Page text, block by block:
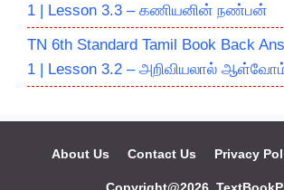
1 | Lesson 3.3 – கணியனின் நண்பன்
TN 6th Standard Tamil Book Back
1 | Lesson 3.2 – அறிவியலால்
About Us Contact Us Privacy
Copyright@2026,